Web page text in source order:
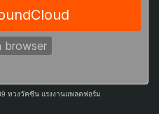
ทวงวัคซีน แรงงานแพลตฟอร์ม